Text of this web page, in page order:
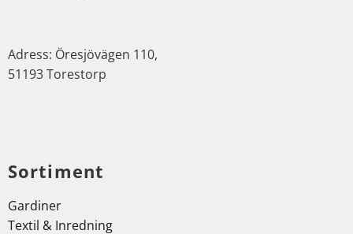
Adress: Öresjövägen 110,
51193 Torestorp
Sortiment
Gardiner
Textil & Inredning